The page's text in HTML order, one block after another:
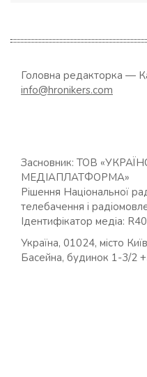
Головна редакторка —
info@hronikers.com
Засновник: ТОВ
МЕДІАПЛАТФОРМА»
Рішення Національної
телебачення і
Ідентифікатор медіа:
Україна, 01024, місто
Басейна, будинок 1-3/2